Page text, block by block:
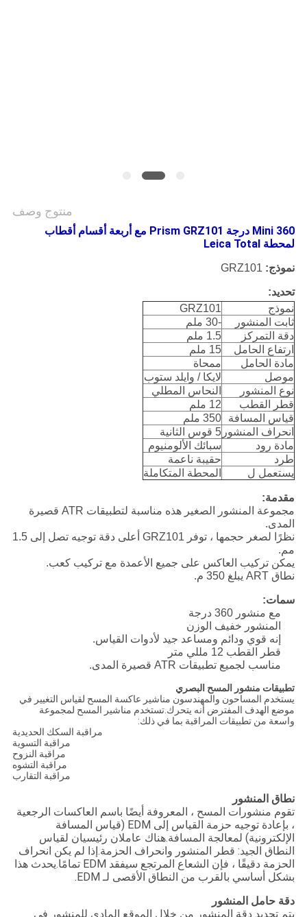
منتوج وصف
Mini 360 درجة Prism GRZ101 مع أربعة أقسام أقطاب
لمحطة Leica Total
نموذج:
تحديد:
نموذج
GRZ101
ثابت المنشور
-30 ملم
دقة التمركز
1.5 ملم
ارتفاع الحامل
15 ملم
مادة الحامل
ممحاة
موصل
لايكا / وايلد ستوب
نوع المنشور
النحاس المطلي
قطر القطب
12 ملم
قياس المسافة
350 ملم
انحراف المنشور 5 قوس الثانية
مادة رود
سبائك الألومنيوم
طرد
حقيبة ناعمة
يستعمل ل
المحطة المتكاملة
مقدمة:
مجموعة المنشور الصغير هذه مناسبة لتطبيقات ATR قصيرة
المدى.
نظرًا لصغر حجمها ، توفر GRZ101 أعلى دقة توجيه تصل إلى 1.5
مم.
يمكن تركيب العاكس على جميع الأعمدة مع تركيب كعب.
نطاق ART يبلغ 350 م.
سمات:
مع منشور 360 درجة
المنشور خفيف الوزن
إنه قوي ودائم ومساعد جيد لأدوات القياس.
قطر القطب 12 مللي متر
مناسب لجميع تطبيقات ATR قصيرة المدى.
تطبيقات منشور المسح البصري
يستخدم المساحون والمهندسون مناشير عاكسة المسح لقياس التغيير في
موضع الهدف المفترض أنه يتحرك.تستخدم مناشير المسح لمجموعة
واسعة من تطبيقات المراقبة بما في ذلك:
مراقبة السكك الحديدية
مراقبة التسوية
مراقبة النزوح
مراقبة التشوه
مراقبة التقارب
نطاق المنشور
تقوم منشورات المسح ، المعروفة أيضًا باسم العاكسات الرجعية
، بإعادة توجيه حزمة القياس إلى EDM (قياس المسافة
الإلكترونية) لمعالجة المسافة.هناك عاملان رئيسيان لقياس
النطاق الجيد: قطر المنشور وانحراف الحزمة.إذا لم يكن انحراف
الحزمة دقيقًا ، فإن الشعاع المرتجع سيفقد EDM تمامًا.يحدث هذا
بشكل أساسي بالقرب من النطاق الأقصى لـ EDM.
دقة حامل المنشور
يتم تحديد دقة المنشور من خلال الموقع المادي للمنشور في